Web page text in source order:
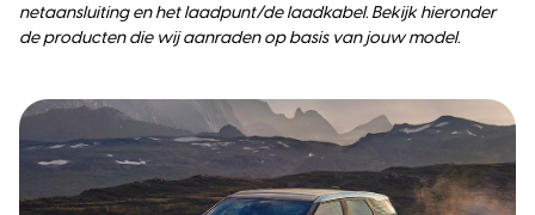
netaansluiting en het laadpunt/de laadkabel. Bekijk hieronder
de producten die wij aanraden op basis van jouw model.